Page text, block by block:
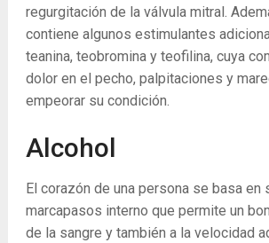
regurgitación de la válvula mitral.
contiene algunos estimulantes
teanina, teobromina y teofilina, cuya
dolor en el pecho, palpitaciones y
empeorar su condición.
Alcohol
El corazón de una persona se basa en
marcapasos interno que permite un
de la sangre y también a la velocidad